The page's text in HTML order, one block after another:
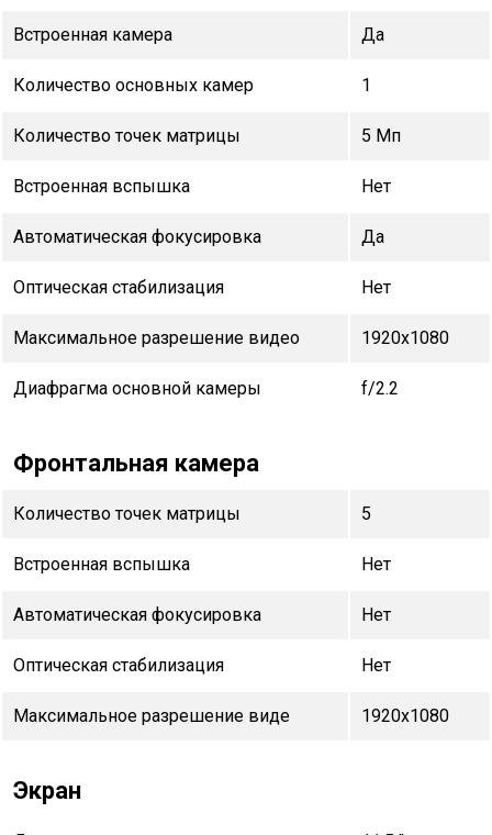
Встроенная камера Да
Количество основных камер 1
Количество точек матрицы 5 Мп
Встроенная вспышка Нет
Автоматическая фокусировка Да
Оптическая стабилизация Нет
Максимальное разрешение видео 1920x1080
Диафрагма основной камеры f/2.2
Фронтальная камера
Количество точек матрицы 5
Встроенная вспышка Нет
Автоматическая фокусировка Нет
Оптическая стабилизация Нет
Максимальное разрешение виде 1920x1080
Экран